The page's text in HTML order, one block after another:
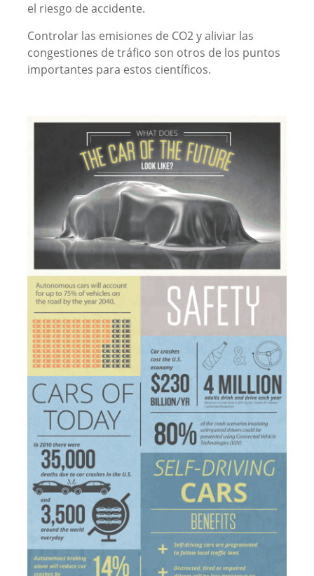
el riesgo de accidente.
Controlar las emisiones de CO2 y aliviar las
congestiones de tráfico son otros de los puntos
importantes para estos científicos.